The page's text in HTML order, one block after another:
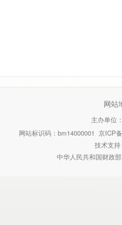
网站
主办单位
网站标识码：bm14000001 京ICP
技术支
中华人民共和国财政